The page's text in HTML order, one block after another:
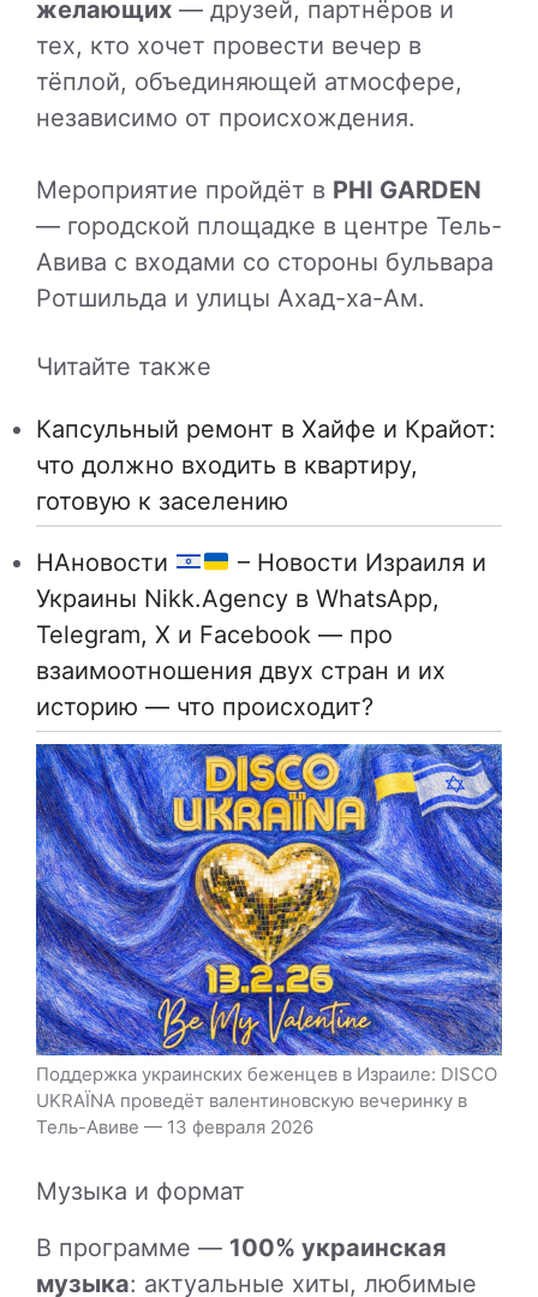
желающих — друзей, партнёров и
тех, кто хочет провести вечер в
тёплой, объединяющей атмосфере,
независимо от происхождения.
Мероприятие пройдёт в PHI GARDEN
— городской площадке в центре Тель-
Авива с входами со стороны бульвара
Ротшильда и улицы Ахад-ха-Ам.
Читайте также
Капсульный ремонт в Хайфе и Крайот:
что должно входить в квартиру,
готовую к заселению
НАновости
– Новости Израиля и
Украины Nikk.Agency в WhatsApp,
Telegram, X и Facebook — про
взаимоотношения двух стран и их
историю — что происходит?
Поддержка украинских беженцев в Израиле: DISCO
UKRAЇNA проведёт валентиновскую вечеринку в
Тель-Авиве — 13 февраля 2026
Музыка и формат
В программе — 100% украинская
музыка: актуальные хиты, любимые